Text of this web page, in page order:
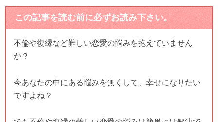
この記事を読む前に必ずお読み下さい。
不倫や復縁など難しい恋愛の悩みを抱えていません
か？
今あなたの中にある悩みを無くして、幸せになりたい
ですよね？